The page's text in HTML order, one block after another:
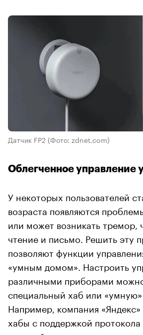
Датчик FP2 (Фото: zdnet.com)
Облегченное управление
У некоторых пользователей
возраста появляются
или может возникать тремор,
чтение и письмо. Решить эту
позволяют функции
«умным домом». Настроить
различными приборами
специальный хаб или
Например, компания «Яндекс»
хабы с поддержкой протокола